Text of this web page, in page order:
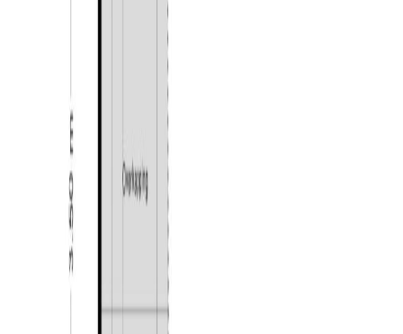
van de woning bevindt zich de gezellige woonkamer.
Deze ruimte heeft een prettige lichtinval en biedt volop
plaats voor een royale zithoek. De prachtige houten
vloer, stijlvolle wandafwerking en rustige kleurstelling
zorgen voor veel warmte. Leuk detail is de deels
afgesloten hoek, ideaal als speelgedeelte voor de
kinderen. Een echte blikvanger is de fraaie glazen wand
met dubbele deur tussen de woonkamer en de keuken.
Hierdoor kunt u de ruimtes op een stijlvolle manier van
elkaar scheiden, terwijl het open en ruimtelijke gevoel
behouden blijft. De ruime woonkeuken bevindt zich aan
de achterzijde van de woning. Deze is uitgevoerd met
een keukenblok in rechte opstelling, een kastenwand en
een spoeleiland. De keuken is voorzien van veel
gemakken, waaronder een koelkast, een 5-pits